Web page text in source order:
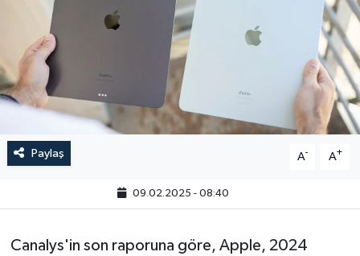
Paylaş A- A+
09.02.2025 - 08:40
Canalys'in son raporuna göre, Apple, 2024